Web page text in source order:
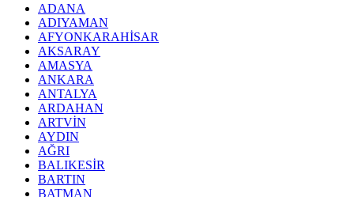
ADANA
ADIYAMAN
AFYONKARAHİSAR
AKSARAY
AMASYA
ANKARA
ANTALYA
ARDAHAN
ARTVİN
AYDIN
AĞRI
BALIKESİR
BARTIN
BATMAN